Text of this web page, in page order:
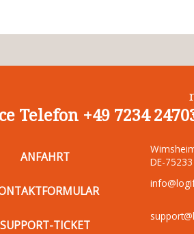
Telefon +49 7234
ANFAHRT
DE-
SUPPORT-TICKET